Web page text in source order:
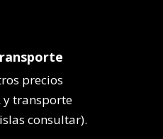
precios
y transporte
consultar).